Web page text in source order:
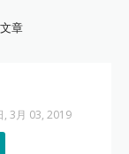
章
, 3月 03, 2019